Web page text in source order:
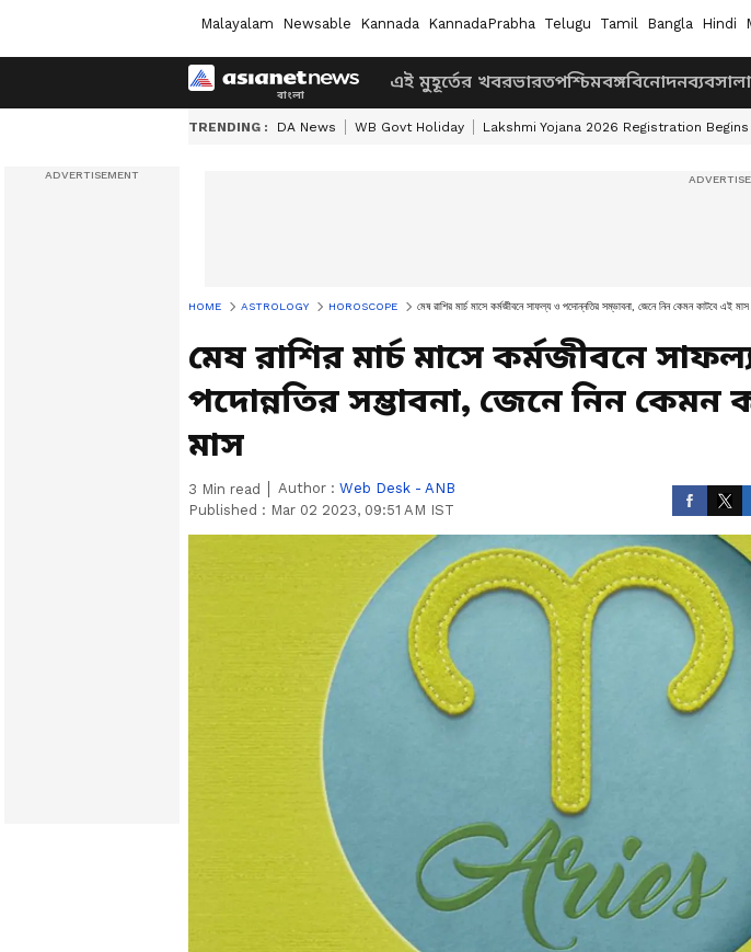
Malayalam Newsable Kannada KannadaPrabha Telugu Tamil Bangla Hindi
এই মুহূর্তের খবরভারতপশ্চিমবঙ্গবিনোদনব্যবসা
TRENDING : DA News WB Govt Holiday Lakshmi Yojana 2026 Registration Begins
HOME ASTROLOGY HOROSCOPE মেষ রাশির মার্চ মাসে কর্মজীবনে সাফল্য ও পদোন্নতির সম্ভাবনা, জেনে নিন কেমন কাটবে এই মাস
মেষ রাশির মার্চ মাসে কর্মজীবনে
পদোন্নতির সম্ভাবনা, জেনে নিন কেমন
মাস
3 Min read Author : Web Desk - ANB
Published : Mar 02 2023, 09:51 AM IST